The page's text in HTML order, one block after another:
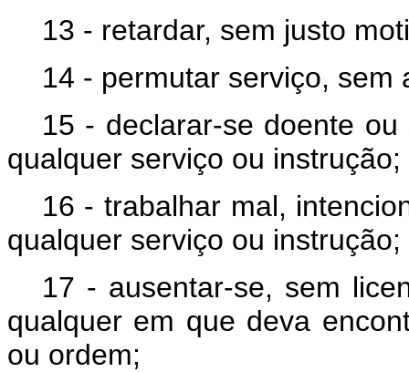
13 - retardar, sem justo
14 - permutar serviço, sem
15 - declarar-se doente
qualquer serviço ou instrução;
16 - trabalhar mal,
qualquer serviço ou instrução;
17 - ausentar-se, sem
qualquer em que deva
ou ordem;